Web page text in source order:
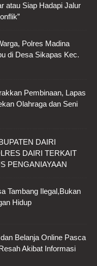
atau Siap Hadapi Jalur
Polres Madina
di Desa Sikapas Kec.
Pembinaan, Lapas
Olahraga dan Seni
DAIRI
DAIRI TERKAIT
PENGANIAYAAN
Tambang Ilegal,Bukan
Hidup
Belanja Online Pasca
Akibat Informasi